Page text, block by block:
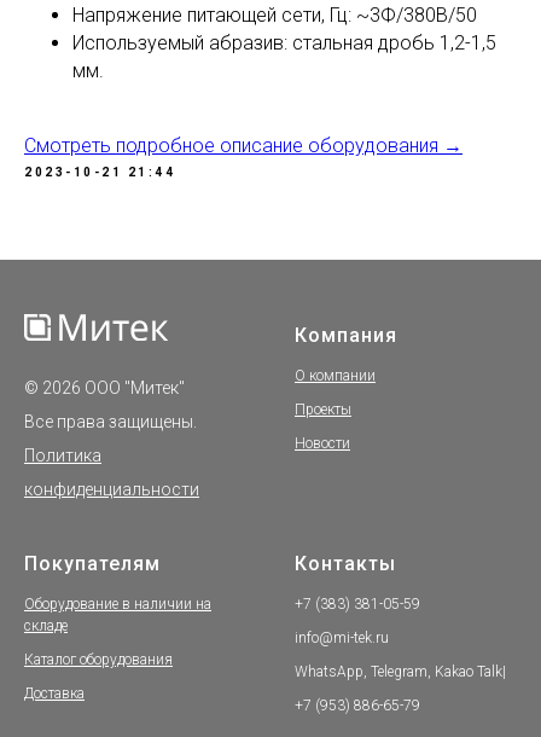
Напряжение питающей сети, Гц: ~3Ф/380В/50
Используемый абразив: стальная дробь 1,2-1,5
мм.
Смотреть подробное описание оборудования →
2023-10-21 21:44
© 2026 ООО "Митек"
Все права защищены.
Политика
конфиденциальности
Компания
О компании
Проекты
Новости
Покупателям
Оборудование в наличии на
складе
Каталог оборудования
Доставка
Контакты
+7 (383) 381-05-59
info@mi-tek.ru
WhatsApp, Telegram, Kakao Talk|
+7 (953) 886-65-79